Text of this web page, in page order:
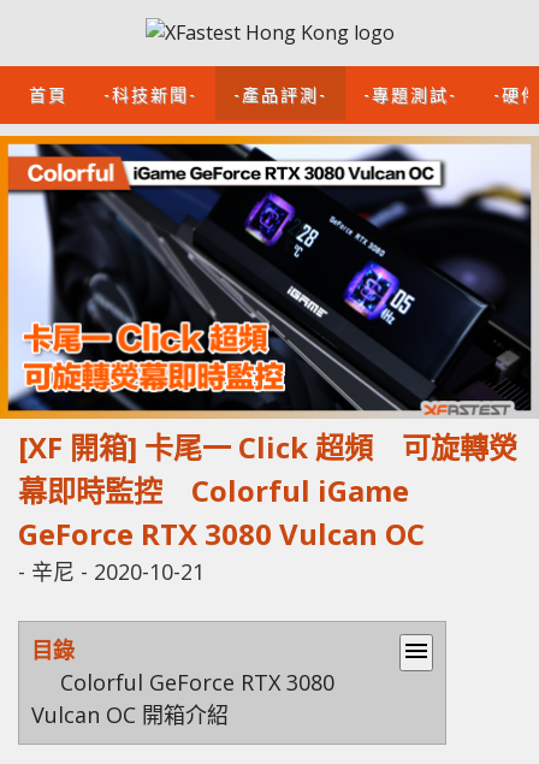
首頁 -科技新聞- -產品評測- -專題測試- -硬
[XF 開箱] 卡尾一 Click 超頻 可旋轉熒
幕即時監控 Colorful iGame
GeForce RTX 3080 Vulcan OC
- 辛尼 - 2020-10-21
目錄
menu
Colorful GeForce RTX 3080
Vulcan OC 開箱介紹